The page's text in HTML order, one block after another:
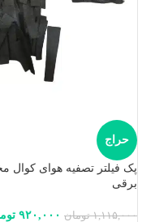
حراج
پک فیلتر تصفیه هوای کوال
برقی
۱,۱۱۵,۰۰۰ تومان ۹۲۰,۰۰۰